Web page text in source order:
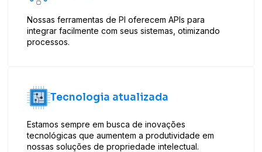
Nossas ferramentas de PI oferecem APIs para
integrar facilmente com seus sistemas, otimizando
processos.
Tecnologia atualizada
Estamos sempre em busca de inovações
tecnológicas que aumentem a produtividade em
nossas soluções de propriedade intelectual.